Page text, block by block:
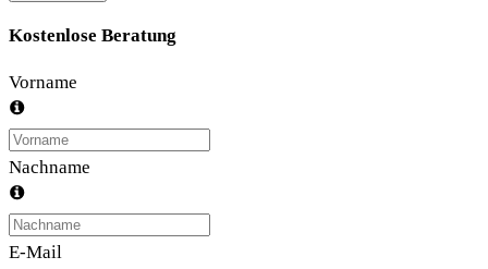
Kostenlose Beratung
Vorname
Nachname
E-Mail